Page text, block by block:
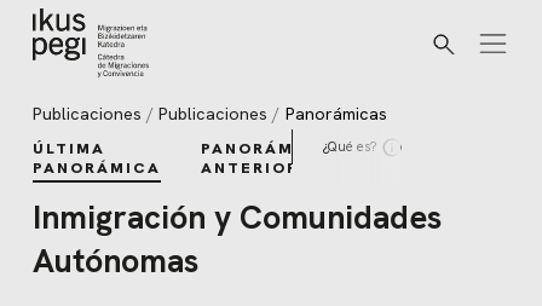
Ir directamente al contenido
Buscar
Publicaciones Publicaciones Panorámicas
ÚLTIMA
PANORÁMICA
PANORÁMICAS
ANTERIORES
¿Qué es?
Inmigración y Comunidades
Autónomas